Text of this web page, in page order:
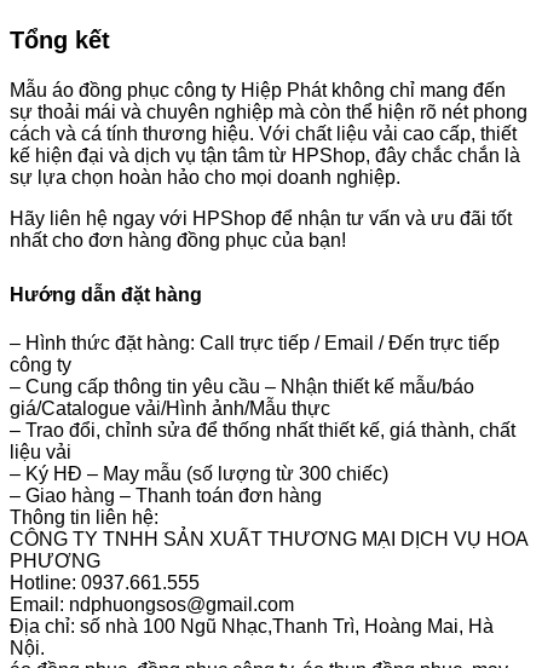
Tổng kết
Mẫu áo đồng phục công ty Hiệp Phát không chỉ mang đến
sự thoải mái và chuyên nghiệp mà còn thể hiện rõ nét phong
cách và cá tính thương hiệu. Với chất liệu vải cao cấp, thiết
kế hiện đại và dịch vụ tận tâm từ HPShop, đây chắc chắn là
sự lựa chọn hoàn hảo cho mọi doanh nghiệp.
Hãy liên hệ ngay với HPShop để nhận tư vấn và ưu đãi tốt
nhất cho đơn hàng đồng phục của bạn!
Hướng dẫn đặt hàng
– Hình thức đặt hàng: Call trực tiếp / Email / Đến trực tiếp
công ty
– Cung cấp thông tin yêu cầu – Nhận thiết kế mẫu/báo
giá/Catalogue vải/Hình ảnh/Mẫu thực
– Trao đổi, chỉnh sửa để thống nhất thiết kế, giá thành, chất
liệu vải
– Ký HĐ – May mẫu (số lượng từ 300 chiếc)
– Giao hàng – Thanh toán đơn hàng
Thông tin liên hệ:
CÔNG TY TNHH SẢN XUẤT THƯƠNG MẠI DỊCH VỤ HOA
PHƯƠNG
Hotline: 0937.661.555
Email: ndphuongsos@gmail.com
Địa chỉ: số nhà 100 Ngũ Nhạc,Thanh Trì, Hoàng Mai, Hà
Nội.